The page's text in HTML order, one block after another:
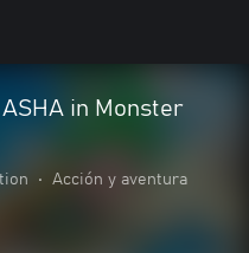
ASHA in Monster
• Acción y aventura